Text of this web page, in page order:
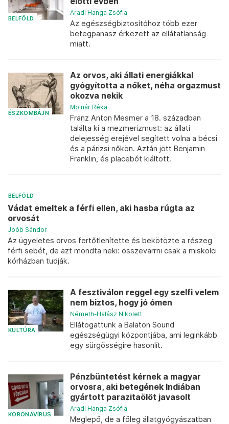
BELFÖLD
Aradi Hanga Zsófia
Az egészségbiztosítóhoz több ezer
betegpanasz érkezett az ellátatlanság
miatt.
ÉSZKOMBÁJN
Az orvos, aki állati energiákkal
gyógyította a nőket, néha orgazmust
okozva nekik
Molnár Réka
Franz Anton Mesmer a 18. században
találta ki a mezmerizmust: az állati
delejesség erejével segített volna a bécsi
és a párizsi nőkön. Aztán jött Benjamin
Franklin, és placebót kiáltott.
BELFÖLD
Vádat emeltek a férfi ellen, aki hasba rúgta az
orvosát
Joób Sándor
Az ügyeletes orvos fertőtlenítette és bekötözte a részeg
férfi sebét, de azt mondta neki: összevarrni csak a miskolci
kórházban tudják.
KULTÚRA
A fesztiválon reggel egy szelfi velem
nem biztos, hogy jó ómen
Németh-Halász Nikolett
Ellátogattunk a Balaton Sound
egészségügyi központjába, ami leginkább
egy sürgősségire hasonlít.
KORONAVÍRUS
Pénzbüntetést kérnek a magyar
orvosra, aki betegének Indiában
gyártott parazitaölőt javasolt
Aradi Hanga Zsófia
Meglepő, de a főleg állatgyógyászatban